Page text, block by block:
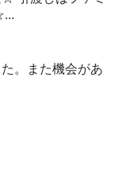
。また機会があ